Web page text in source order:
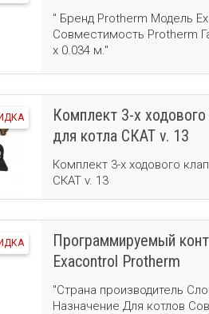
" Бренд Protherm Модель
Совместимость Protherm
x 0.034 м."
Комплект 3-х ходового
для котла СКАТ v. 13
Комплект 3-х ходового
СКАТ v. 13
Программируемый
Exacontrol Protherm
"Страна производитель
Назначение Для котлов